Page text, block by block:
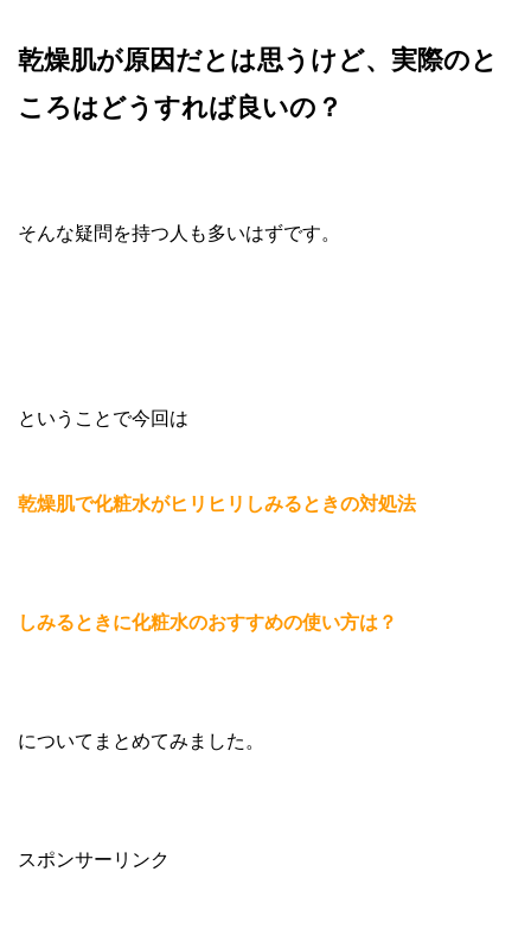
乾燥肌が原因だとは思うけど、実際のと
ころはどうすれば良いの？
そんな疑問を持つ人も多いはずです。
ということで今回は
乾燥肌で化粧水がヒリヒリしみるときの対処法
しみるときに化粧水のおすすめの使い方は？
についてまとめてみました。
スポンサーリンク